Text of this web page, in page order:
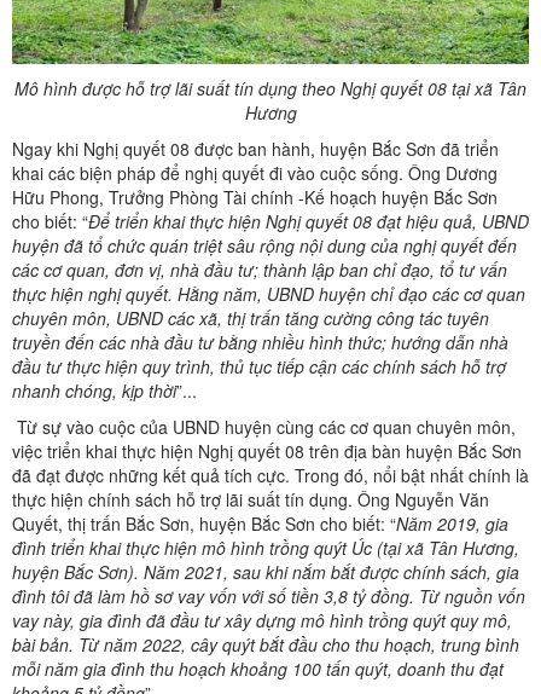
Mô hình được hỗ trợ lãi suất tín dụng theo Nghị quyết 08 tại xã Tân
Hương
Ngay khi Nghị quyết 08 được ban hành, huyện Bắc Sơn đã triển
khai các biện pháp để nghị quyết đi vào cuộc sống. Ông Dương
Hữu Phong, Trưởng Phòng Tài chính -Kế hoạch huyện Bắc Sơn
cho biết: “Để triển khai thực hiện Nghị quyết 08 đạt hiệu quả, UBND
huyện đã tổ chức quán triệt sâu rộng nội dung của nghị quyết đến
các cơ quan, đơn vị, nhà đầu tư; thành lập ban chỉ đạo, tổ tư vấn
thực hiện nghị quyết. Hằng năm, UBND huyện chỉ đạo các cơ quan
chuyên môn, UBND các xã, thị trấn tăng cường công tác tuyên
truyền đến các nhà đầu tư bằng nhiều hình thức; hướng dẫn nhà
đầu tư thực hiện quy trình, thủ tục tiếp cận các chính sách hỗ trợ
nhanh chóng, kịp thời”...
Từ sự vào cuộc của UBND huyện cùng các cơ quan chuyên môn,
việc triển khai thực hiện Nghị quyết 08 trên địa bàn huyện Bắc Sơn
đã đạt được những kết quả tích cực. Trong đó, nổi bật nhất chính là
thực hiện chính sách hỗ trợ lãi suất tín dụng. Ông Nguyễn Văn
Quyết, thị trấn Bắc Sơn, huyện Bắc Sơn cho biết: “Năm 2019, gia
đình triển khai thực hiện mô hình trồng quýt Úc (tại xã Tân Hương,
huyện Bắc Sơn). Năm 2021, sau khi nắm bắt được chính sách, gia
đình tôi đã làm hồ sơ vay vốn với số tiền 3,8 tỷ đồng. Từ nguồn vốn
vay này, gia đình đã đầu tư xây dựng mô hình trồng quýt quy mô,
bài bản. Từ năm 2022, cây quýt bắt đầu cho thu hoạch, trung bình
mỗi năm gia đình thu hoạch khoảng 100 tấn quýt, doanh thu đạt